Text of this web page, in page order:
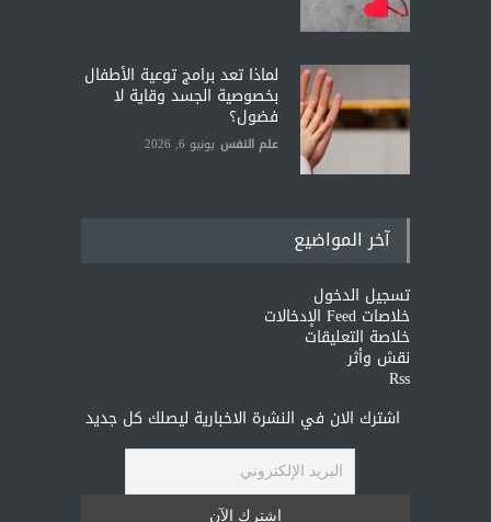
لماذا تعد برامج توعية الأطفال
بخصوصية الجسد وقاية لا
فضول؟
علم النفس يونيو 6, 2026
آخر المواضيع
تسجيل الدخول
خلاصات Feed الإدخالات
خلاصة التعليقات
نقش وأثر
Rss
اشترك الان في النشرة الاخبارية ليصلك كل جديد